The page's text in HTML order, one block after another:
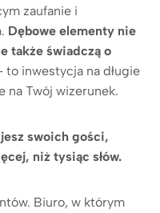
zaufanie i
Dębowe elementy nie
także świadczą o
to inwestycja na długie
na Twój wizerunek.
swoich gości,
niż tysiąc słów.
Biuro, w którym